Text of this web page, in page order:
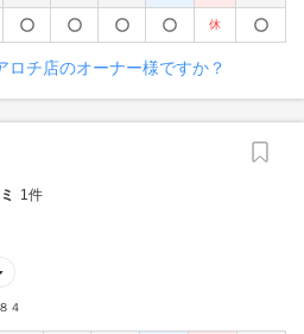
休
ロチ店のオーナー様ですか？
1件
４